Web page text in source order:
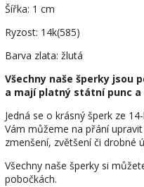
Šířka: 1 cm
Ryzost: 14k(585)
Barva zlata: žlutá
Všechny naše šperky jsou
a mají platný státní punc
Jedná se o krásný šperk ze
Vám můžeme na přání
zmenšení, zvětšení či drobné
Všechny naše šperky si
pobočkách.